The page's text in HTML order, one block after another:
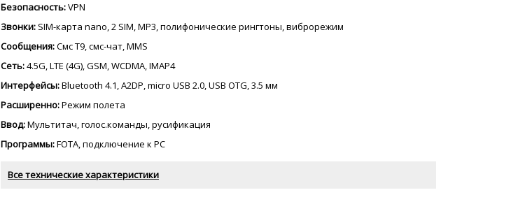
Безопасность:VPN
Звонки: SIM-карта nano, 2 SIM, MP3, полифонические рингтоны, виброрежим
Сообщения:Смс Т9, смс-чат, MMS
Сеть:4.5G, LTE (4G), GSM, WCDMA, IMAP4
Интерфейсы:Bluetooth 4.1, A2DP, micro USB 2.0, USB OTG, 3.5 мм
Расширенно:Режим полета
Ввод:Мультитач, голос.команды, русификация
Программы:FOTA, подключение к PC
Все технические характеристики